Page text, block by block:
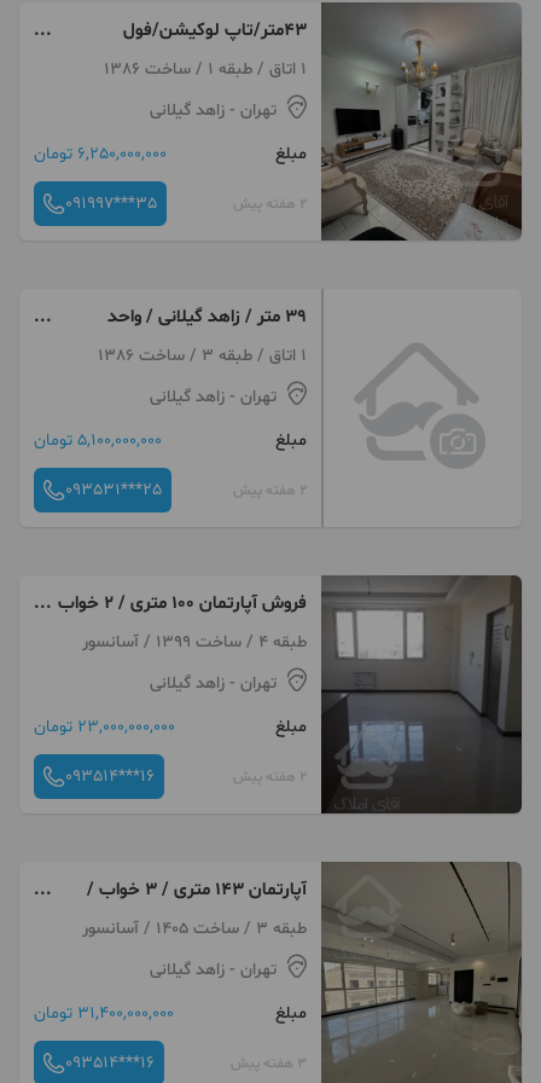
۴۳متر/تاپ لوکیشن/فول
بازسازی/خیابان پیچک1 اتاق / طبقه 1 / ساخت 1386
تهران - زاهد گیلانی
مبلغ
6,250,000,000 تومان
2 هفته پیش 091997***35
۳۹ متر / زاهد گیلانی / واحد
کاسبی1 اتاق / طبقه 3 / ساخت 1386
تهران - زاهد گیلانی
مبلغ
5,100,000,000 تومان
2 هفته پیش 093531***25
فروش آپارتمان ۱۰۰ متری / ۲ خواب
/ پیروزی،طبرسی
طبقه 4 / ساخت 1399 / آسانسور
تهران - زاهد گیلانی
مبلغ
23,000,000,000 تومان
2 هفته پیش 093514***16
آپارتمان ۱۴۳ متری / ۳ خواب /
فول / پیروزی ، پرواز
طبقه 3 / ساخت 1405 / آسانسور
تهران - زاهد گیلانی
مبلغ
31,400,000,000 تومان
3 هفته پیش 093514***16